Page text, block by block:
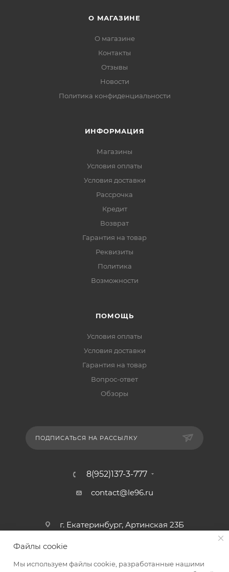
О МАГАЗИНЕ
О магазине
Контакты
Отзывы
Новости
Политика конфиденциальности
ИНФОРМАЦИЯ
Магазины
Условия оплаты
Условия доставки
Рассрочка
Кредит
Возврат
Гарантия на товар
Реквизиты
Политика
Возможности
ПОМОЩЬ
Условия оплаты
Условия доставки
Гарантия на товар
Вопрос-ответ
Обзоры
ПОДПИСАТЬСЯ НА РАССЫЛКУ
8(952)137-3-777
contact@le96.ru
г. Екатеринбург, Артинская 23Б
Файлы cookie
Мы используем файлы cookie, разработанные нашими